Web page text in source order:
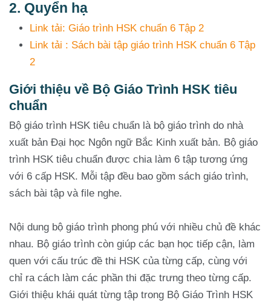
2. Quyển hạ
Link tải: Giáo trình HSK chuẩn 6 Tập 2
Link tải : Sách bài tập giáo trình HSK chuẩn 6 Tập
2
Giới thiệu về Bộ Giáo Trình HSK tiêu
chuẩn
Bộ giáo trình HSK tiêu chuẩn là bộ giáo trình do nhà
xuất bản Đại học Ngôn ngữ Bắc Kinh xuất bản. Bộ giáo
trình HSK tiêu chuẩn được chia làm 6 tập tương ứng
với 6 cấp HSK. Mỗi tập đều bao gồm sách giáo trình,
sách bài tập và file nghe.
Nội dung bộ giáo trình phong phú với nhiều chủ đề khác
nhau. Bộ giáo trình còn giúp các bạn học tiếp cận, làm
quen với cấu trúc đề thi HSK của từng cấp, cùng với
chỉ ra cách làm các phần thi đặc trưng theo từng cấp.
Giới thiệu khái quát từng tập trong Bộ Giáo Trình HSK
HSK 3